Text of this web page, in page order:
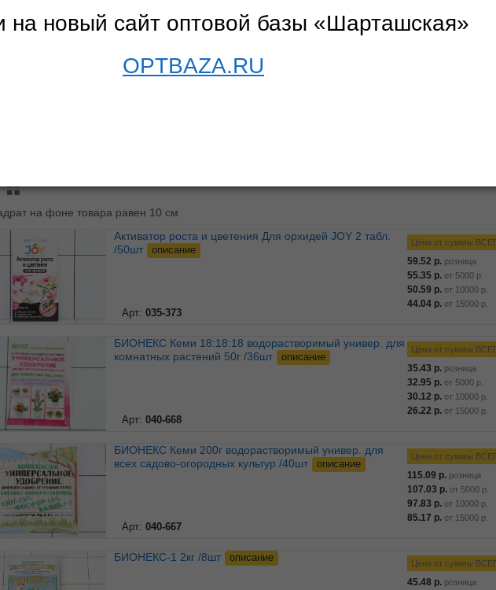
на новый сайт оптовой базы «Шарташская»
OPTBAZA.RU
и стимуляторы
на фоне товара равен 10 см
Активатор роста и цветения Для орхидей JOY 2 табл.
/50шт
описание
Арт: 035-373
Цена от суммы
59.52 р. розница
55.35 р. от 5000 р.
50.59 р. от 10000 р.
44.04 р. от 15000 р.
БИОНЕКС Кеми 18:18:18 водорастворимый универ. для
комнатных растений 50г /36шт
описание
Арт: 040-668
Цена от суммы
35.43 р. розница
32.95 р. от 5000 р.
30.12 р. от 10000 р.
26.22 р. от 15000 р.
БИОНЕКС Кеми 200г водорастворимый универ. для
всех садово-огородных культур /40шт
описание
Арт: 040-667
Цена от суммы
115.09 р. розница
107.03 р. от 5000 р.
97.83 р. от 10000 р.
85.17 р. от 15000 р.
БИОНЕКС-1 2кг /8шт описание Цена от суммы
45.48 р. розница